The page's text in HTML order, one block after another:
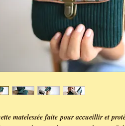
matelessée faite pour accueillir et